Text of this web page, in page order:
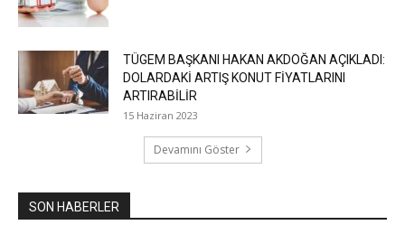
TÜGEM BAŞKANI HAKAN AKDOĞAN AÇIKLADI:
DOLARDAKİ ARTIŞ KONUT FİYATLARINI
ARTIRABİLİR
15 Haziran 2023
Devamını Göster
SON HABERLER